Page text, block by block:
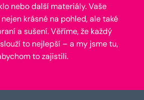
nebo další materiály. Vaše
krásné na pohled, ale také
a sušení. Věříme, že každý
to nejlepší – a my jsme tu,
to zajistili.